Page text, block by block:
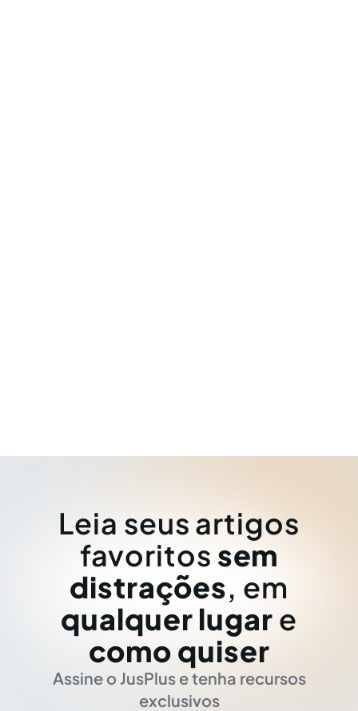
Leia seus artigos
favoritos sem
distrações, em
qualquer lugar e
como quiser
Assine o JusPlus e tenha recursos
exclusivos